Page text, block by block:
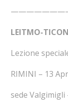
LEITMO-
Lezione
RIMINI – 13
sede Valgimigli